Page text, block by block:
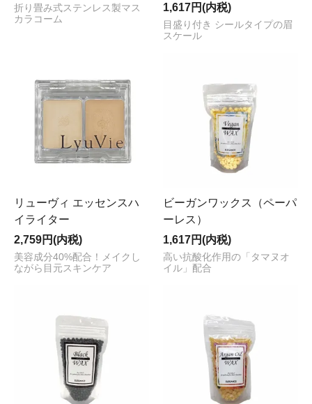
折り畳み式ステンレス製マス
カラコーム
1,617円(内税)
目盛り付き シールタイプの眉
スケール
リューヴィ エッセンスハ
イライター
2,759円(内税)
美容成分40%配合！メイクし
ながら目元スキンケア
ビーガンワックス（ペーパ
ーレス）
1,617円(内税)
高い抗酸化作用の「タマヌオ
イル」配合